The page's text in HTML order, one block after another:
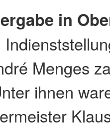
in
Menges
ihnen